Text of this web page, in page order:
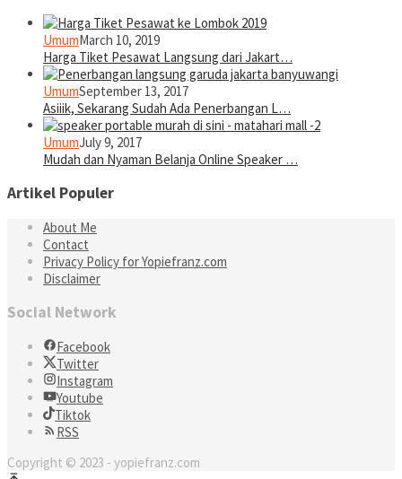
UmumMarch 10, 2019
Harga Tiket Pesawat Langsung dari Jakart…
UmumSeptember 13, 2017
Asiiik, Sekarang Sudah Ada Penerbangan L…
UmumJuly 9, 2017
Mudah dan Nyaman Belanja Online Speaker …
Artikel Populer
About Me
Contact
Privacy Policy for Yopiefranz.com
Disclaimer
Social Network
Facebook
Twitter
Instagram
Youtube
Tiktok
RSS
Copyright © 2023 - yopiefranz.com